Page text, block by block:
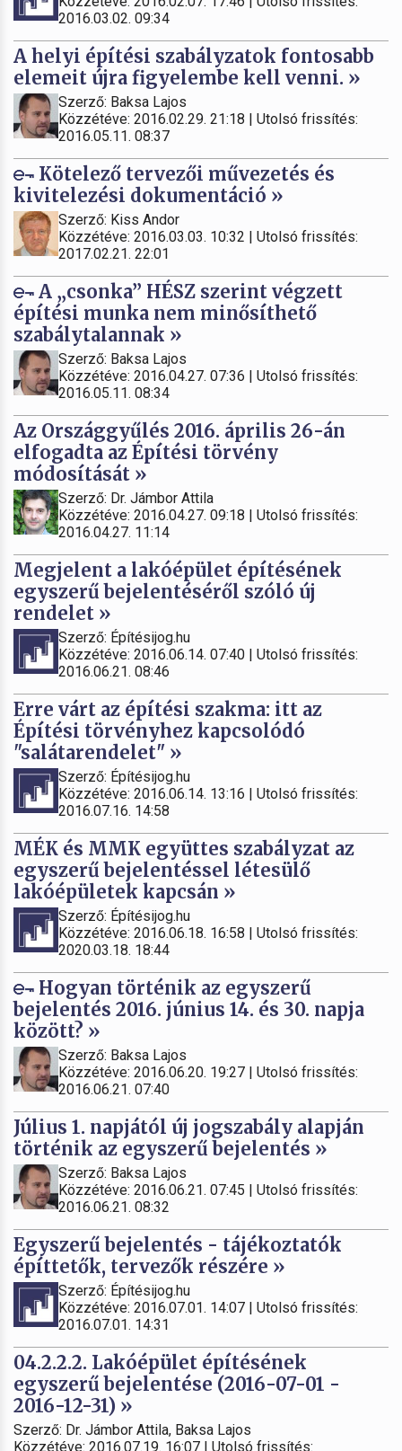
2016.03.02. 09:34
A helyi építési szabályzatok fontosabb
elemeit újra figyelembe kell venni. »
Szerző: Baksa Lajos
Közzétéve: 2016.02.29. 21:18 | Utolsó frissítés:
2016.05.11. 08:37
Kötelező tervezői művezetés és
kivitelezési dokumentáció »
Szerző: Kiss Andor
Közzétéve: 2016.03.03. 10:32 | Utolsó frissítés:
2017.02.21. 22:01
A „csonka” HÉSZ szerint végzett
építési munka nem minősíthető
szabálytalannak »
Szerző: Baksa Lajos
Közzétéve: 2016.04.27. 07:36 | Utolsó frissítés:
2016.05.11. 08:34
Az Országgyűlés 2016. április 26-án
elfogadta az Építési törvény
módosítását »
Szerző: Dr. Jámbor Attila
Közzétéve: 2016.04.27. 09:18 | Utolsó frissítés:
2016.04.27. 11:14
Megjelent a lakóépület építésének
egyszerű bejelentéséről szóló új
rendelet »
Szerző: Építésijog.hu
Közzétéve: 2016.06.14. 07:40 | Utolsó frissítés:
2016.06.21. 08:46
Erre várt az építési szakma: itt az
Építési törvényhez kapcsolódó
"salátarendelet" »
Szerző: Építésijog.hu
Közzétéve: 2016.06.14. 13:16 | Utolsó frissítés:
2016.07.16. 14:58
MÉK és MMK együttes szabályzat az
egyszerű bejelentéssel létesülő
lakóépületek kapcsán »
Szerző: Építésijog.hu
Közzétéve: 2016.06.18. 16:58 | Utolsó frissítés:
2020.03.18. 18:44
Hogyan történik az egyszerű
bejelentés 2016. június 14. és 30. napja
között? »
Szerző: Baksa Lajos
Közzétéve: 2016.06.20. 19:27 | Utolsó frissítés:
2016.06.21. 07:40
Július 1. napjától új jogszabály alapján
történik az egyszerű bejelentés »
Szerző: Baksa Lajos
Közzétéve: 2016.06.21. 07:45 | Utolsó frissítés:
2016.06.21. 08:32
Egyszerű bejelentés - tájékoztatók
építtetők, tervezők részére »
Szerző: Építésijog.hu
Közzétéve: 2016.07.01. 14:07 | Utolsó frissítés:
2016.07.01. 14:31
04.2.2.2. Lakóépület építésének
egyszerű bejelentése (2016-07-01 -
2016-12-31) »
Szerző: Dr. Jámbor Attila, Baksa Lajos
Közzétéve: 2016.07.19. 16:07 | Utolsó frissítés: